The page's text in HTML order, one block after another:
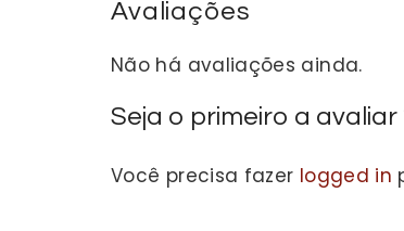
Avaliações
Não há avaliações ainda.
Seja o primeiro a
Você precisa fazer logged in